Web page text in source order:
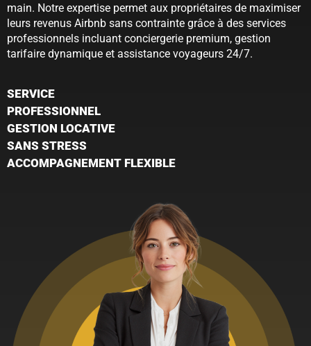
main. Notre expertise permet aux propriétaires de maximiser
leurs revenus Airbnb sans contrainte grâce à des services
professionnels incluant conciergerie premium, gestion
tarifaire dynamique et assistance voyageurs 24/7.
SERVICE
PROFESSIONNEL
GESTION LOCATIVE
SANS STRESS
ACCOMPAGNEMENT FLEXIBLE